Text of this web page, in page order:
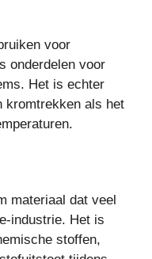
voor
onderdelen voor
Het is echter
kromtrekken als het
materiaal dat veel
industrie. Het is
stoffen,